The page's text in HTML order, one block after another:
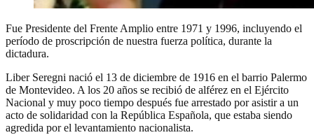
Fue Presidente del Frente Amplio entre 1971 y 1996, incluyendo el
período de proscripción de nuestra fuerza política, durante la
dictadura.
Liber Seregni nació el 13 de diciembre de 1916 en el barrio Palermo
de Montevideo. A los 20 años se recibió de alférez en el Ejército
Nacional y muy poco tiempo después fue arrestado por asistir a un
acto de solidaridad con la República Española, que estaba siendo
agredida por el levantamiento nacionalista.